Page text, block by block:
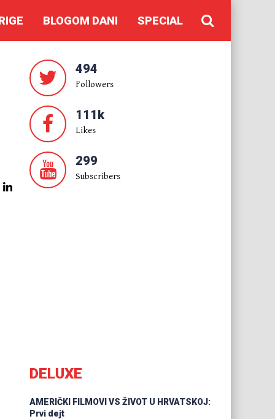
BLOGOM DANI SPECIAL
494
Followers
111k
Likes
299
Subscribers
DELUXE
AMERIČKI FILMOVI VS ŽIVOT U HRVATSKOJ:
Prvi dejt